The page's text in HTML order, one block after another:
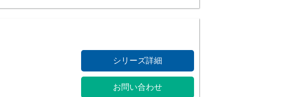
シリーズ詳細
お問い合わせ